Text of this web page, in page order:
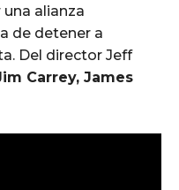
alianza
de detener a
Del director Jeff
Carrey, James